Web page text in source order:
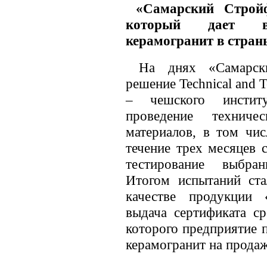
«Самарский
который дает
керамогранит в
На днях
решение Technical and
– чешского
проведение
материалов, в том
течение трех месяцев
тестирование
Итогом испытаний
качестве
выдача сертификата
которого предприятие
керамогранит на